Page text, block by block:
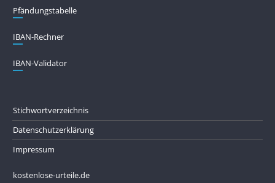
Pfändungs­tabelle
IBAN-Rechner
IBAN-Validator
Stichwortverzeichnis
Datenschutzerklärung
Impressum
kostenlose-urteile.de